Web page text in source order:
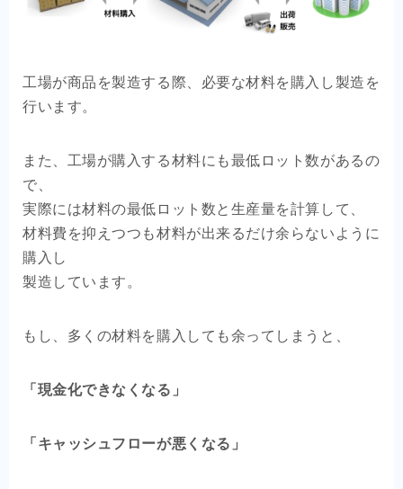
工場が商品を製造する際、必要な材料を購入し製造を
行います。
また、工場が購入する材料にも最低ロット数があるの
で、
実際には材料の最低ロット数と生産量を計算して、
材料費を抑えつつも材料が出来るだけ余らないように
購入し
製造しています。
もし、多くの材料を購入しても余ってしまうと、
「現金化できなくなる」
「キャッシュフローが悪くなる」